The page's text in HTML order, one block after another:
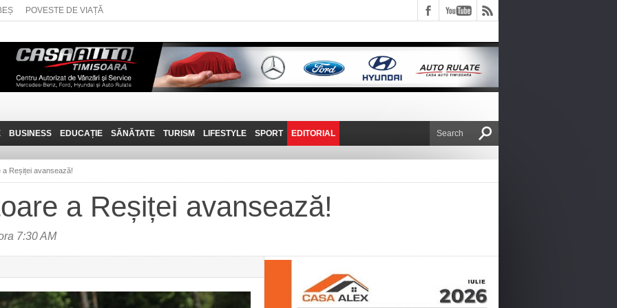
POVESTE DE VIAȚĂ
BUSINESS
JOB-URI
TEHNIT
EDUCAȚIE SĂNĂTATE TURISM
PRIN MUNȚII
FANTASTICUL BANAT
LIFESTYLE
POVESTE DE VIAȚĂ
SPORT EDITORIAL
DE VICTOR NAFIRU
a Reșiței avansează!
a Reșiței avansează!
7:30 AM